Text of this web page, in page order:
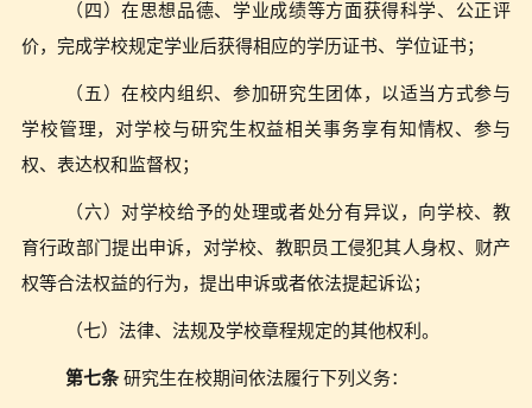
（四）在思想品德、学业成绩等方面获得科学、公正评
价，完成学校规定学业后获得相应的学历证书、学位证书；
（五）在校内组织、参加研究生团体，以适当方式参与
学校管理，对学校与研究生权益相关事务享有知情权、参与
权、表达权和监督权；
（六）对学校给予的处理或者处分有异议，向学校、教
育行政部门提出申诉，对学校、教职员工侵犯其人身权、财产
权等合法权益的行为，提出申诉或者依法提起诉讼；
（七）法律、法规及学校章程规定的其他权利。
第七条研究生在校期间依法履行下列义务：